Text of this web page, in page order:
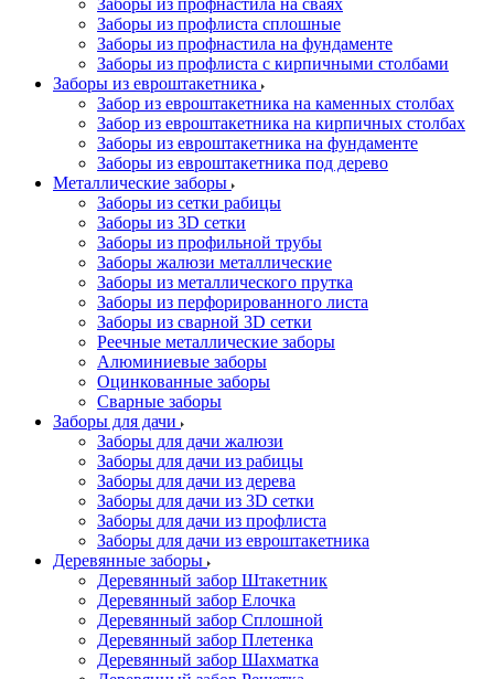
Заборы из профнастила на сваях
Заборы из профлиста сплошные
Заборы из профнастила на фундаменте
Заборы из профлиста с кирпичными столбами
Заборы из евроштакетника
Забор из евроштакетника на каменных столбах
Забор из евроштакетника на кирпичных столбах
Заборы из евроштакетника на фундаменте
Заборы из евроштакетника под дерево
Металлические заборы
Заборы из сетки рабицы
Заборы из 3D сетки
Заборы из профильной трубы
Заборы жалюзи металлические
Заборы из металлического прутка
Заборы из перфорированного листа
Заборы из сварной 3D сетки
Реечные металлические заборы
Алюминиевые заборы
Оцинкованные заборы
Сварные заборы
Заборы для дачи
Заборы для дачи жалюзи
Заборы для дачи из рабицы
Заборы для дачи из дерева
Заборы для дачи из 3D сетки
Заборы для дачи из профлиста
Заборы для дачи из евроштакетника
Деревянные заборы
Деревянный забор Штакетник
Деревянный забор Елочка
Деревянный забор Сплошной
Деревянный забор Плетенка
Деревянный забор Шахматка